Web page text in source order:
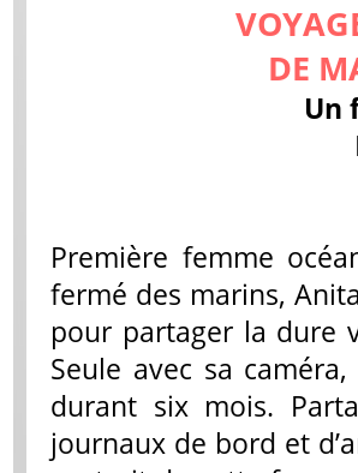
DE
Un
Première femme
fermé des marins,
pour partager la dure
Seule avec sa
durant six mois.
journaux de bord et